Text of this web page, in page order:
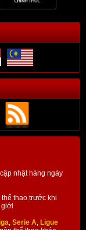
nhật hàng ngày
thao trước khi
giới
, Serie A, Ligue